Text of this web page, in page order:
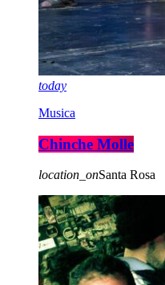
today
Musica
Chinche Molle
location_onSanta Rosa